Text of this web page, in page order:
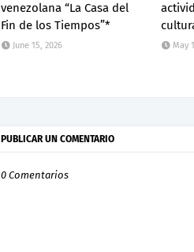
venezolana “La Casa del
Fin de los Tiempos”*
June 15, 2026 May
PUBLICAR UN COMENTARIO
0 Comentarios